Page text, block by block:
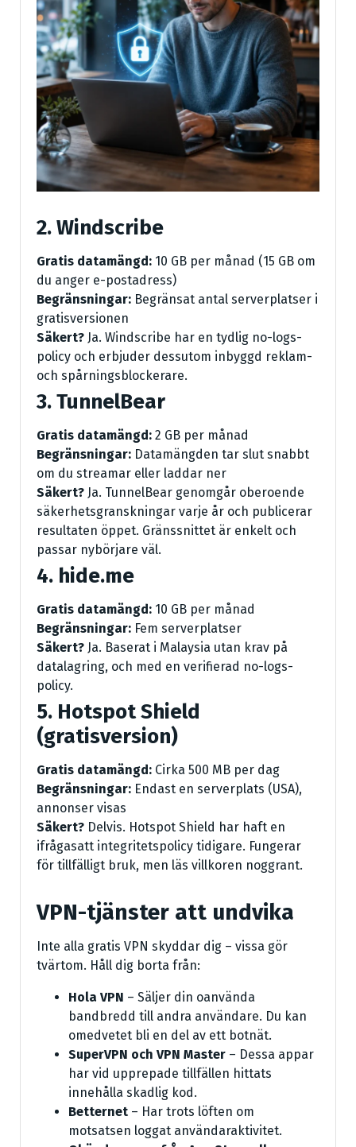
2. Windscribe
Gratis datamängd: 10 GB per månad (15 GB om
du anger e-postadress)
Begränsningar: Begränsat antal serverplatser i
gratisversionen
Säkert? Ja. Windscribe har en tydlig no-logs-
policy och erbjuder dessutom inbyggd reklam-
och spårningsblockerare.
3. TunnelBear
Gratis datamängd: 2 GB per månad
Begränsningar: Datamängden tar slut snabbt
om du streamar eller laddar ner
Säkert? Ja. TunnelBear genomgår oberoende
säkerhetsgranskningar varje år och publicerar
resultaten öppet. Gränssnittet är enkelt och
passar nybörjare väl.
4. hide.me
Gratis datamängd: 10 GB per månad
Begränsningar: Fem serverplatser
Säkert? Ja. Baserat i Malaysia utan krav på
datalagring, och med en verifierad no-logs-
policy.
5. Hotspot Shield
(gratisversion)
Gratis datamängd: Cirka 500 MB per dag
Begränsningar: Endast en serverplats (USA),
annonser visas
Säkert? Delvis. Hotspot Shield har haft en
ifrågasatt integritetspolicy tidigare. Fungerar
för tillfälligt bruk, men läs villkoren noggrant.
VPN-tjänster att undvika
Inte alla gratis VPN skyddar dig – vissa gör
tvärtom. Håll dig borta från:
Hola VPN – Säljer din oanvända
bandbredd till andra användare. Du kan
omedvetet bli en del av ett botnät.
SuperVPN och VPN Master – Dessa appar
har vid upprepade tillfällen hittats
innehålla skadlig kod.
Betternet – Har trots löften om
motsatsen loggat användaraktivitet.